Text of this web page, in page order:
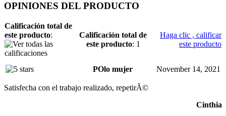
OPINIONES DEL PRODUCTO
Calificación total de
este producto:
Calificación total de
este producto: 1
Haga clic , calificar
este producto
POlo mujer November 14, 2021
Satisfecha con el trabajo realizado, repetirÃ©
Cinthia